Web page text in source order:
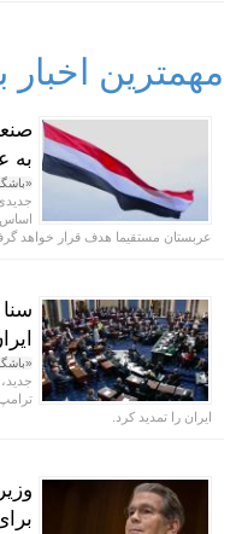
مهمترین اخبار
به
عربستان مستقیما هدف قرار خواهد
ایران را تمدید کرد.